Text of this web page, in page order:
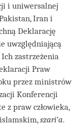
i uniwersalnej
Iran i
Deklarację
uwzględniającą
zastrzeżenia
Praw
przez ministrów
Konferencji
z praw człowieka,
szari’a.